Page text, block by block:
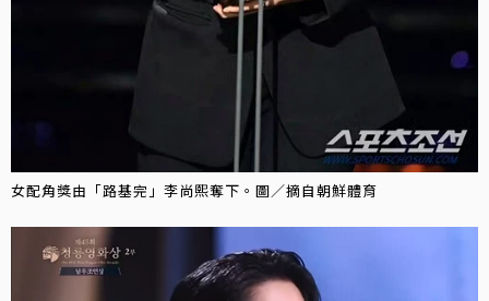
女配角獎由「路基完」李尚熙奪下。圖／摘自朝鮮體育